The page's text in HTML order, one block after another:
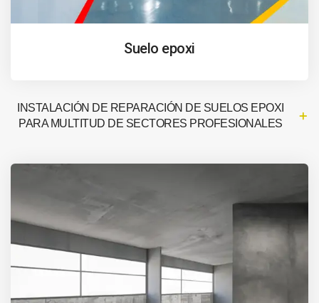
Suelo epoxi
INSTALACIÓN DE REPARACIÓN DE SUELOS EPOXI
PARA MULTITUD DE SECTORES PROFESIONALES